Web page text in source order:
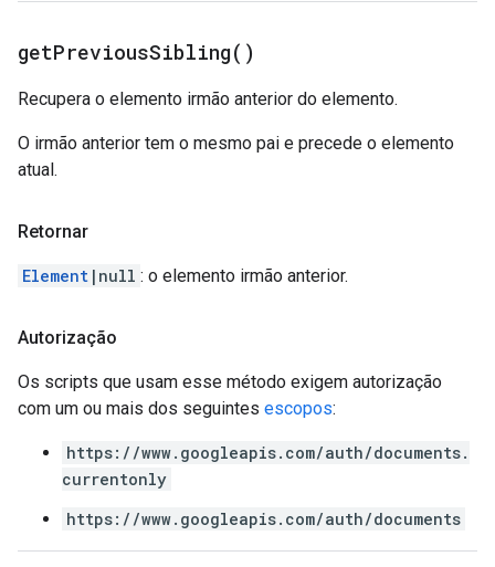
getPreviousSibling( )
Recupera o elemento irmão anterior do elemento.
O irmão anterior tem o mesmo pai e precede o elemento
atual.
Retornar
Element |null : o elemento irmão anterior.
Autorização
Os scripts que usam esse método exigem autorização
com um ou mais dos seguintes escopos:
https://www.googleapis.com/auth/documents.
currentonly
https://www.googleapis.com/auth/documents